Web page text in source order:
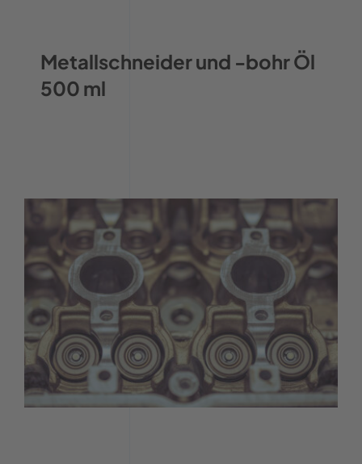
Metallschneider und -bohr Öl
500 ml